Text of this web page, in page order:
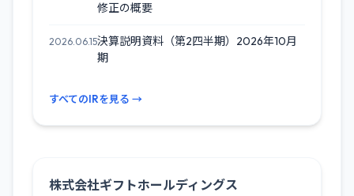
修正の概要
2026.06.15決算説明資料（第2四半期）2026年10月
期
すべてのIRを見る →
株式会社ギフトホールディングス